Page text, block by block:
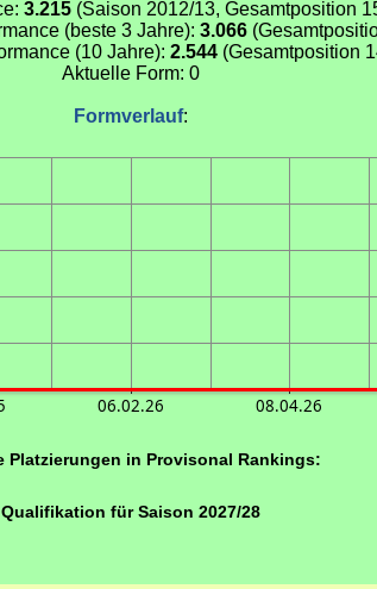
3.215(Saison 2012/13, Gesamtposition
(beste 3 Jahre): 3.066
(10 Jahre): 2.544 (Gesamtposition
Aktuelle Form: 0
Formverlauf:
06.02.26 08.04.26
Platzierungen in Provisonal Rankings:
Qualifikation für Saison 2027/28